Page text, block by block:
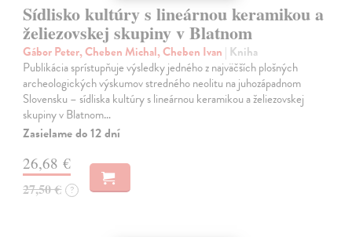
Sídlisko kultúry s lineárnou keramikou a
želiezovskej skupiny v Blatnom
Gábor Peter, Cheben Michal, Cheben Ivan | Kniha
Publikácia sprístupňuje výsledky jedného z najväčších plošných
archeologických výskumov stredného neolitu na juhozápadnom
Slovensku – sídliska kultúry s lineárnou keramikou a želiezovskej
skupiny v Blatnom…
Zasielame do 12 dní
26,68 €
27,50 € ?